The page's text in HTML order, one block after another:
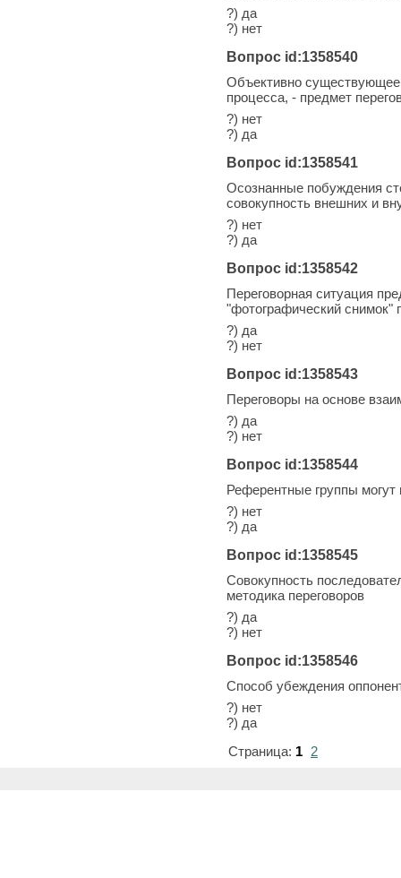
?) да
?) нет
Вопрос id:1358540
Объективно существующее
процесса, - предмет
?) нет
?) да
Вопрос id:1358541
Осознанные побуждения
совокупность внешних и
?) нет
?) да
Вопрос id:1358542
Переговорная ситуация
"фотографический снимок"
?) да
?) нет
Вопрос id:1358543
Переговоры на основе
?) да
?) нет
Вопрос id:1358544
Референтные группы могут
?) нет
?) да
Вопрос id:1358545
Совокупность
методика переговоров
?) да
?) нет
Вопрос id:1358546
Способ убеждения
?) нет
?) да
Страница: 1 2